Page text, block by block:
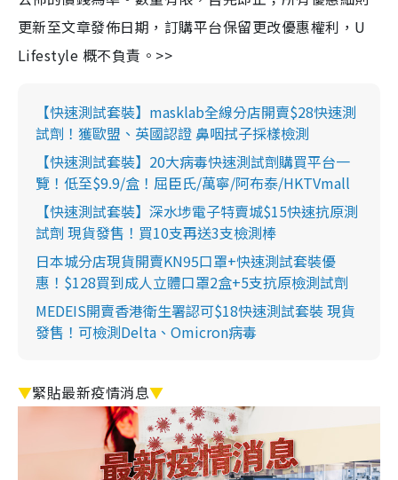
更新至文章發佈日期，訂購平台保留更改優惠權利，U
Lifestyle 概不負責。>>
【快速測試套裝】masklab全線分店開賣$28快速測
試劑！獲歐盟、英國認證 鼻咽拭子採樣檢測
【快速測試套裝】20大病毒快速測試劑購買平台一
覽！低至$9.9/盒！屈臣氏/萬寧/阿布泰/HKTVmall
【快速測試套裝】深水埗電子特賣城$15快速抗原測
試劑 現貨發售！買10支再送3支檢測棒
日本城分店現貨開賣KN95口罩+快速測試套裝優
惠！$128買到成人立體口罩2盒+5支抗原檢測試劑
MEDEIS開賣香港衛生署認可$18快速測試套裝 現貨
發售！可檢測Delta、Omicron病毒
▼緊貼最新疫情消息▼